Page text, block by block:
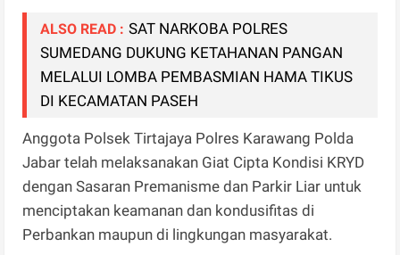
ALSO READ : SAT NARKOBA POLRES
SUMEDANG DUKUNG KETAHANAN PANGAN
MELALUI LOMBA PEMBASMIAN HAMA TIKUS
DI KECAMATAN PASEH
Anggota Polsek Tirtajaya Polres Karawang Polda
Jabar telah melaksanakan Giat Cipta Kondisi KRYD
dengan Sasaran Premanisme dan Parkir Liar untuk
menciptakan keamanan dan kondusifitas di
Perbankan maupun di lingkungan masyarakat.